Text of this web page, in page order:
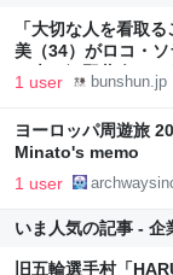
「大切な人を看取
美（34）がロコ・
た夫・河野恭介の一
1 user bunshun.jp
ヨーロッパ周遊旅
Minato's memo
1 user
いま人気の記事 - 企
旧五輪選手村「